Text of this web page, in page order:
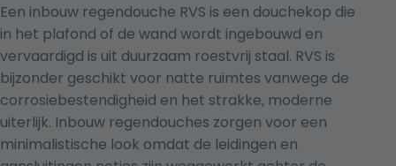
Een inbouw regendouche RVS is een douchekop die
in het plafond of de wand wordt ingebouwd en
vervaardigd is uit duurzaam roestvrij staal. RVS is
bijzonder geschikt voor natte ruimtes vanwege de
corrosiebestendigheid en het strakke, moderne
uiterlijk. Inbouw regendouches zorgen voor een
minimalistische look omdat de leidingen en